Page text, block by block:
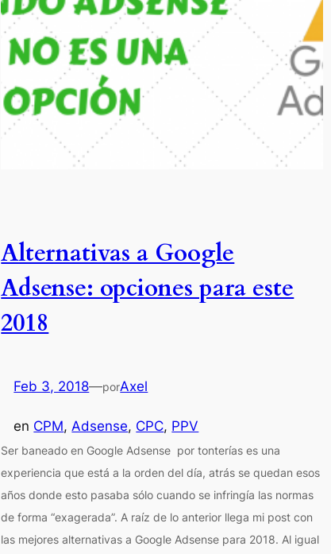
Alternativas a Google
Adsense: opciones para este
2018
Feb 3, 2018—porAxel
en CPM, Adsense, CPC, PPV
Ser baneado en Google Adsense por tonterías es una
experiencia que está a la orden del día, atrás se quedan esos
años donde esto pasaba sólo cuando se infringía las normas
de forma “exagerada”. A raíz de lo anterior llega mi post con
las mejores alternativas a Google Adsense para 2018. Al igual